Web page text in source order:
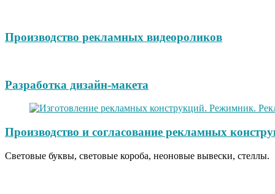
Производство рекламных видеороликов
Разработка дизайн-макета
Производство и согласование рекламных
Световые буквы, световые короба, неоновые вывески, стеллы.